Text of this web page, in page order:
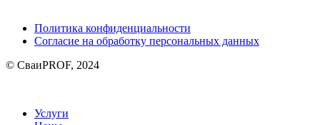
Политика конфиденциальности
Согласие на обработку персональных данных
© СваиPROF, 2024
Услуги